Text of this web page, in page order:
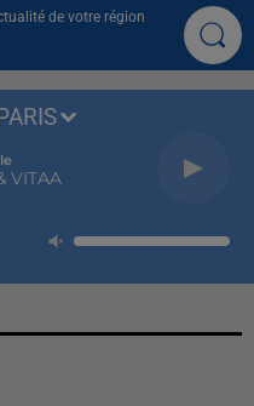
de votre région
VITAA
PARIS